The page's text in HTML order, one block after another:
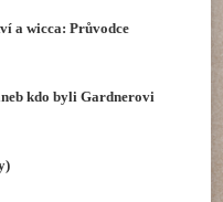
a wicca: Průvodce
kdo byli Gardnerovi